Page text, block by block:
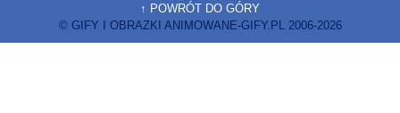
↑ POWRÓT DO GÓRY
© GIFY I OBRAZKI ANIMOWANE-GIFY.PL 2006-2026